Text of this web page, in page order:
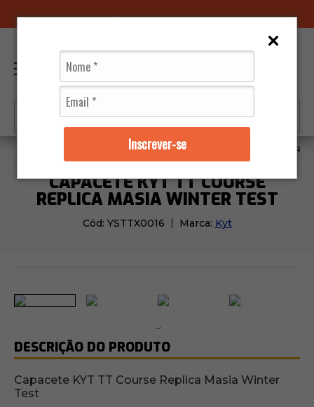
Inscrever-se
Capacete KYT TT Course Replica
CAPACETE KYT TT COURSE
REPLICA MASIA WINTER TEST
Cód: YSTTX0016 Marca: Kyt
DESCRIÇÃO DO PRODUTO
Capacete KYT TT Course Replica Masia Winter
Test